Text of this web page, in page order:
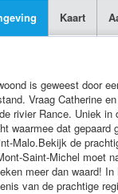
Kaart
is geweest door
Vraag Catherine
rivier Rance. Uniek
waarmee dat
Malo.Bekijk de
Saint-Michel moet
meer dan waard!
van de prachtige